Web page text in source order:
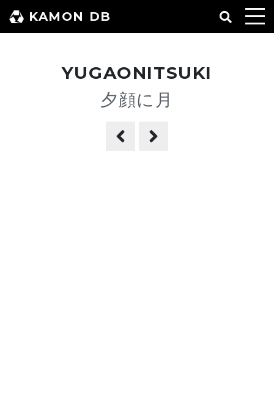
ン
KAMON DB
YUGAONITSUKI
夕顔に月